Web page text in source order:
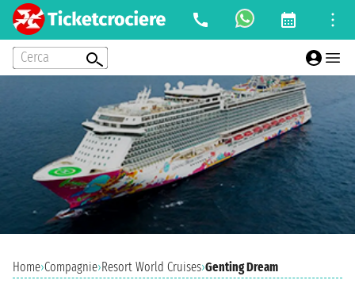
Cerca
Home›Compagnie›Resort World Cruises›Genting Dream